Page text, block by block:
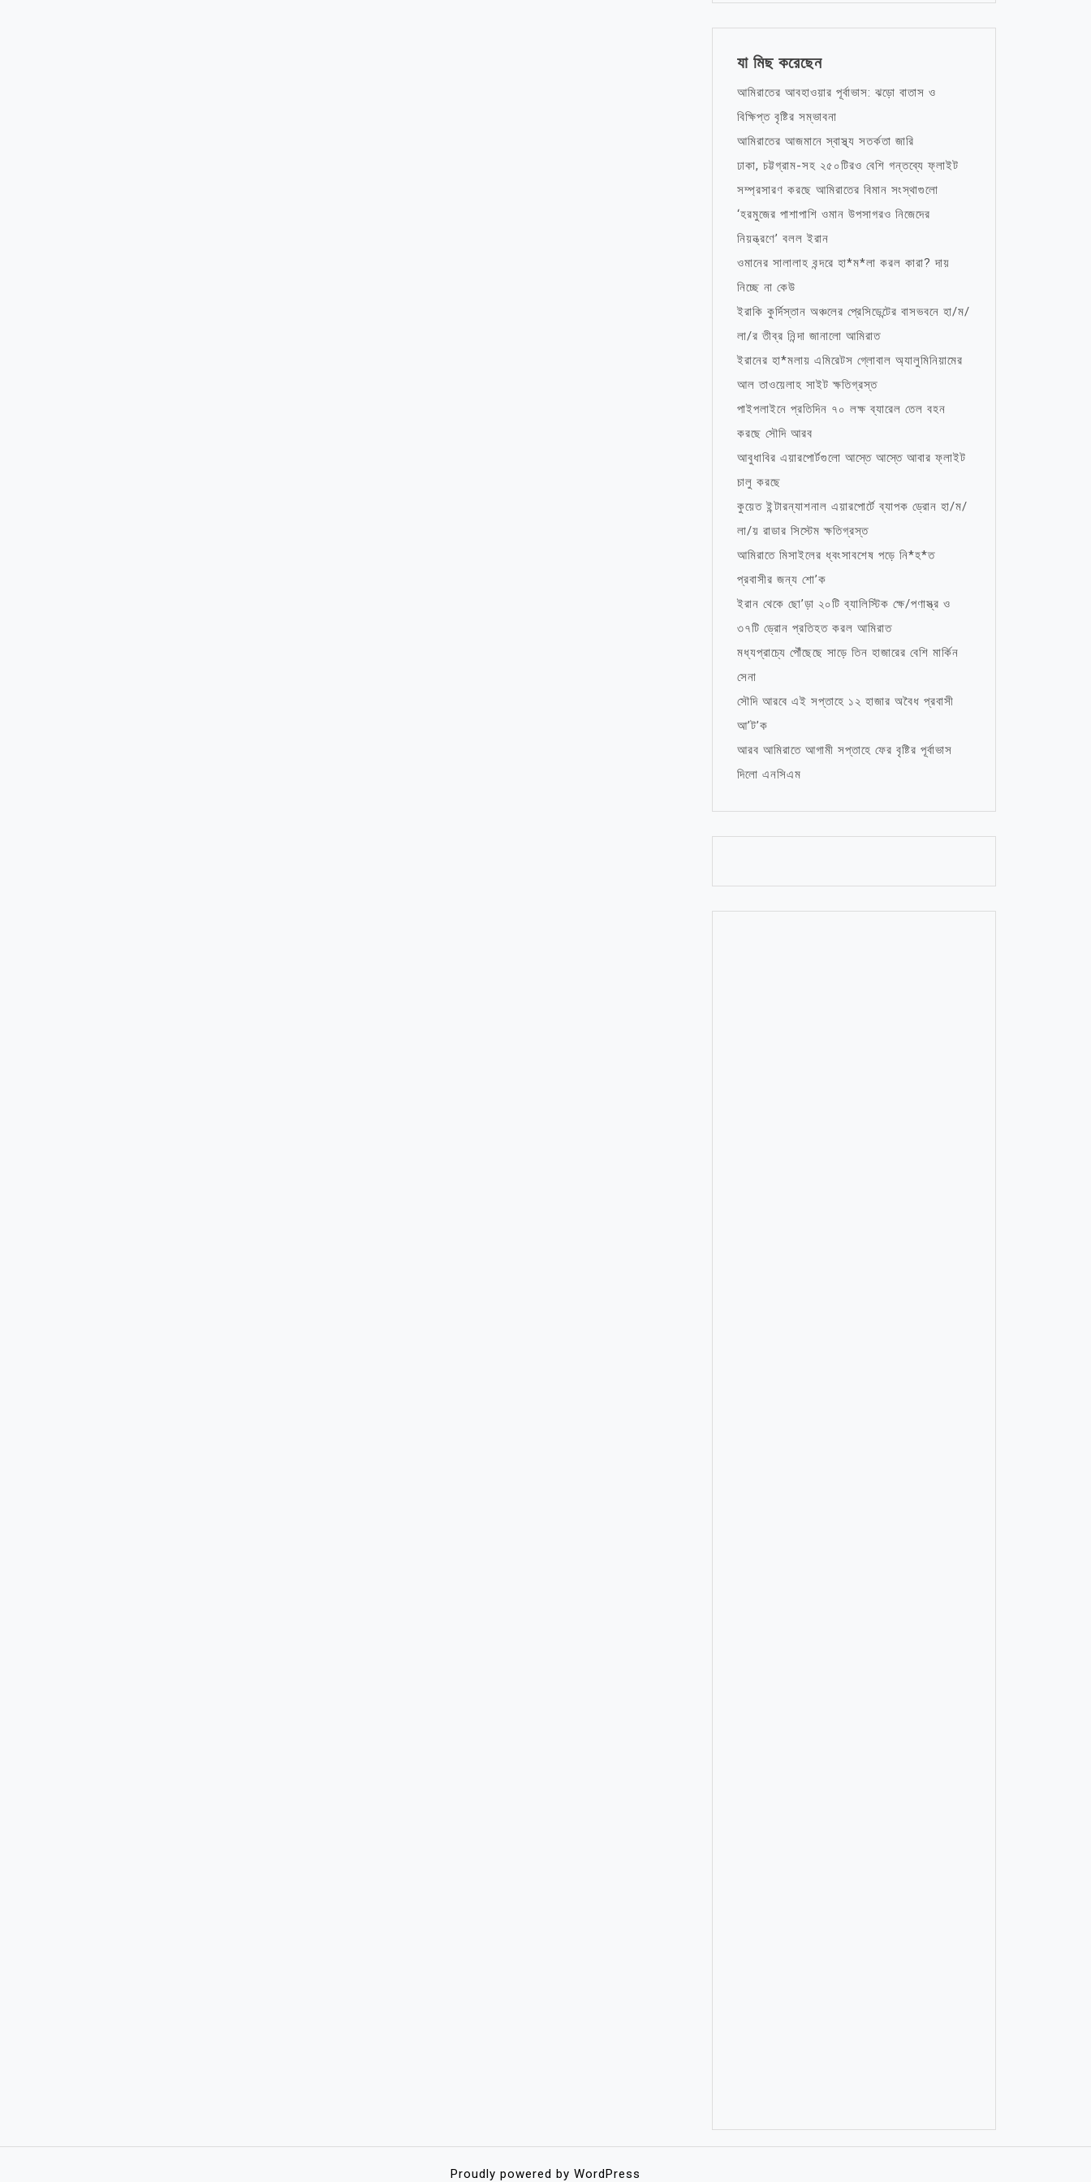
যা মিছ করেছেন
আমিরাতের আবহাওয়ার পূর্বাভাস: ঝড়ো বাতাস ও
বিক্ষিপ্ত বৃষ্টির সম্ভাবনা
আমিরাতের আজমানে স্বাস্থ্য সতর্কতা জারি
ঢাকা, চট্টগ্রাম-সহ ২৫০টিরও বেশি গন্তব্যে ফ্লাইট
সম্প্রসারণ করছে আমিরাতের বিমান সংস্থাগুলো
‘হরমুজের পাশাপাশি ওমান উপসাগরও নিজেদের
নিয়ন্ত্রণে’ বলল ইরান
ওমানের সালালাহ বন্দরে হা*ম*লা করল কারা? দায়
নিচ্ছে না কেউ
ইরাকি কুর্দিস্তান অঞ্চলের প্রেসিডেন্টের বাসভবনে হা/ম/
লা/র তীব্র নিন্দা জানালো আমিরাত
ইরানের হা*মলায় এমিরেটস গ্লোবাল অ্যালুমিনিয়ামের
আল তাওয়েলাহ সাইট ক্ষতিগ্রস্ত
পাইপলাইনে প্রতিদিন ৭০ লক্ষ ব্যারেল তেল বহন
করছে সৌদি আরব
আবুধাবির এয়ারপোর্টগুলো আস্তে আস্তে আবার ফ্লাইট
চালু করছে
কুয়েত ইন্টারন্যাশনাল এয়ারপোর্টে ব্যাপক ড্রোন হা/ম/
লা/য় রাডার সিস্টেম ক্ষতিগ্রস্ত
আমিরাতে মিসাইলের ধ্বংসাবশেষ পড়ে নি*হ*ত
প্রবাসীর জন্য শো’ক
ইরান থেকে ছো’ড়া ২০টি ব্যালিস্টিক ক্ষে/পণাস্ত্র ও
৩৭টি ড্রোন প্রতিহত করল আমিরাত
মধ্যপ্রাচ্যে পৌঁছেছে সাড়ে তিন হাজারের বেশি মার্কিন
সেনা
সৌদি আরবে এই সপ্তাহে ১২ হাজার অবৈধ প্রবাসী
আ’ট’ক
আরব আমিরাতে আগামী সপ্তাহে ফের বৃষ্টির পূর্বাভাস
দিলো এনসিএম
Proudly powered by WordPress